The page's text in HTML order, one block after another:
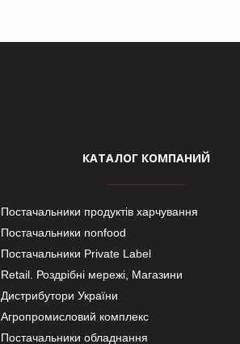
КАТАЛОГ КОМПАНИЙ
Постачальники продуктів харчування
Постачальники nonfood
Постачальники Private Label
Retail. Роздрібні мережі, Магазини
Дистрибутори України
Агропромисловий комплекс
Постачальники обладнання